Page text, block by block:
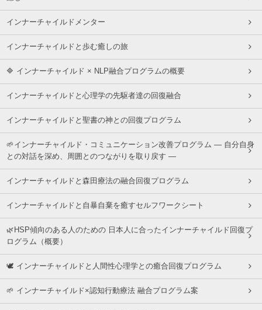
インナーチャイルドメンター
インナーチャイルドと歩む癒しの旅
🔷 インナーチャイルド × NLP融合プログラムの概要
インナーチャイルドと心理学の先駆者達の回復融合
インナーチャイルドと聖書の神との回復プログラム
🌱インナーチャイルド・コミュニケーション改善プログラム ― 自分自身
との対話を深め、周囲とのつながりを取り戻す ―
インナーチャイルドと森田療法の融合回復プログラム
インナーチャイルドと自暴自棄を癒すセルフワークシート
🌿HSP傾向のある人のための 日本人に合ったインナーチャイルド回復プ
ログラム（概要）
🕊 インナーチャイルドと人間性心理学との癒合回復プログラム
🌱 インナーチャイルド×認知行動療法 融合プログラム案